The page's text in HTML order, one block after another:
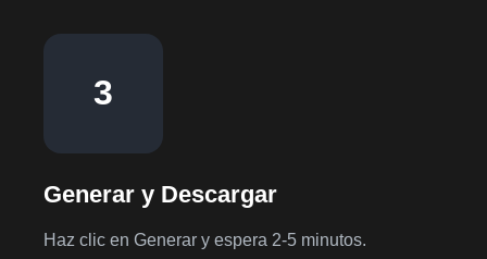
3
Generar y Descargar
Haz clic en Generar y espera 2-5 minutos.